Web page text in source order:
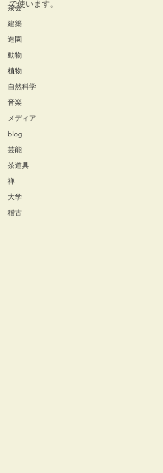
茶会
建築
造園
動物
植物
自然科学
音楽
メディア
blog
芸能
茶道具
禅
大学
稽古
で使います。